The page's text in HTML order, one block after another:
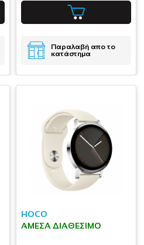
Παραλαβή απο το
κατάστημα
HOCO
ΆΜΕΣΑ ΔΙΑΘΈΣΙΜΟ